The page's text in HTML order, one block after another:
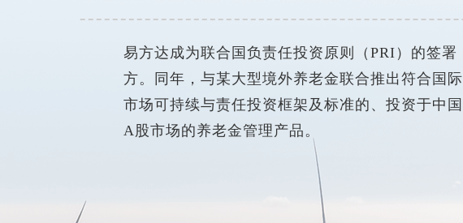
易方达成为联合国负责任投资原则（PRI）的签署
方。同年，与某大型境外养老金联合推出符合国际
市场可持续与责任投资框架及标准的、投资于中国
A股市场的养老金管理产品。